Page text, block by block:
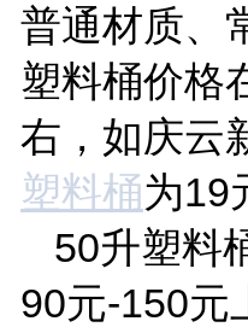
普通材质、
塑料桶价格
右，如庆云
塑料桶为19
50升塑料
90元-150元